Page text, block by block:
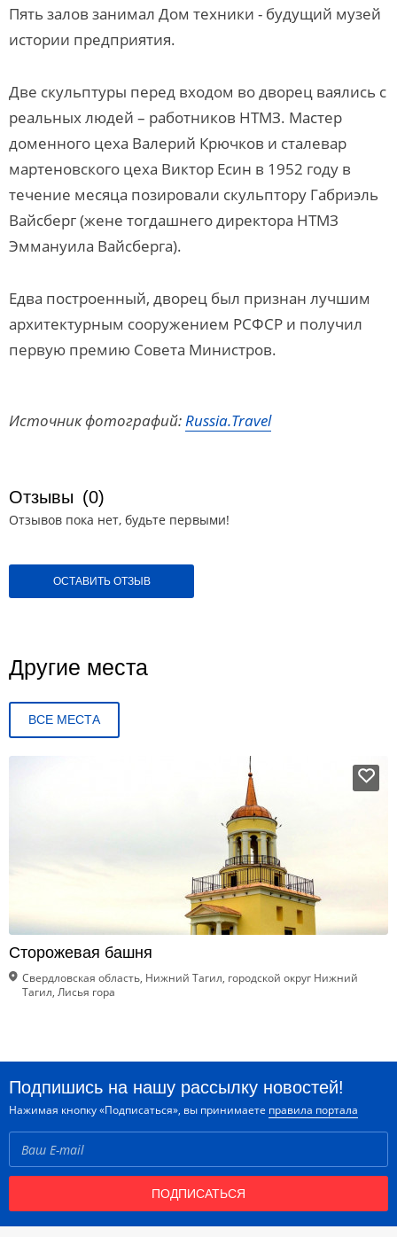
Пять залов занимал Дом техники - будущий музей
истории предприятия.
Две скульптуры перед входом во дворец ваялись с
реальных людей – работников НТМЗ. Мастер
доменного цеха Валерий Крючков и сталевар
мартеновского цеха Виктор Есин в 1952 году в
течение месяца позировали скульптору Габриэль
Вайсберг (жене тогдашнего директора НТМЗ
Эммануила Вайсберга).
Едва построенный, дворец был признан лучшим
архитектурным сооружением РСФСР и получил
первую премию Совета Министров.
Источник фотографий:Russia.Travel
Отзывы (0)
Отзывов пока нет, будьте первыми!
ОСТАВИТЬ ОТЗЫВ
Другие места
ВСЕ МЕСТА
Сторожевая башня
Свердловская область, Нижний Тагил, городской округ Нижний
Тагил, Лисья гора
Подпишись на нашу рассылку новостей!
Нажимая кнопку «Подписаться», вы принимаете правила портала
ПОДПИСАТЬСЯ